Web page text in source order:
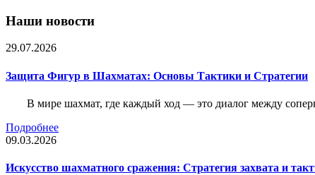
Наши новости
29.07.2026
Защита Фигур в Шахматах: Основы Тактики и Стратегии
В мире шахмат, где каждый ход — это диалог между
Подробнее
09.03.2026
Искусство шахматного сражения: Стратегия захвата и